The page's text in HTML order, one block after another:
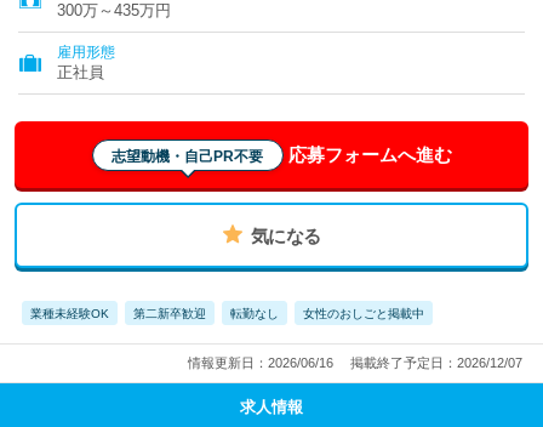
300万～435万円
雇用形態
正社員
志望動機・自己PR不要 応募フォームへ進む
気になる
業種未経験OK 第二新卒歓迎 転勤なし 女性のおしごと掲載中
情報更新日：2026/06/16 掲載終了予定日：2026/12/07
求人情報